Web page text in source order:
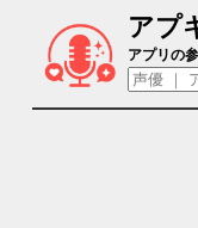
アプ
杵築城
アプリの